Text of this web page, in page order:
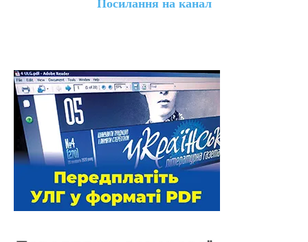
Посилання на канал